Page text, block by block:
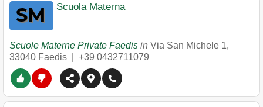
Scuola Materna
Scuole Materne Private Faedis in Via San Michele 1,
33040 Faedis +39 0432711079